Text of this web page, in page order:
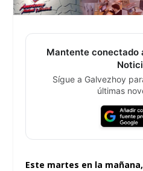
Mantente conectado
Sígue a Galvezhoy
últimas
Este martes en la